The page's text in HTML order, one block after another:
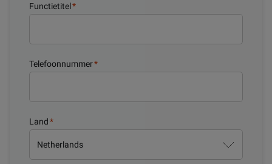
Functietitel*
Telefoonnummer*
Land*